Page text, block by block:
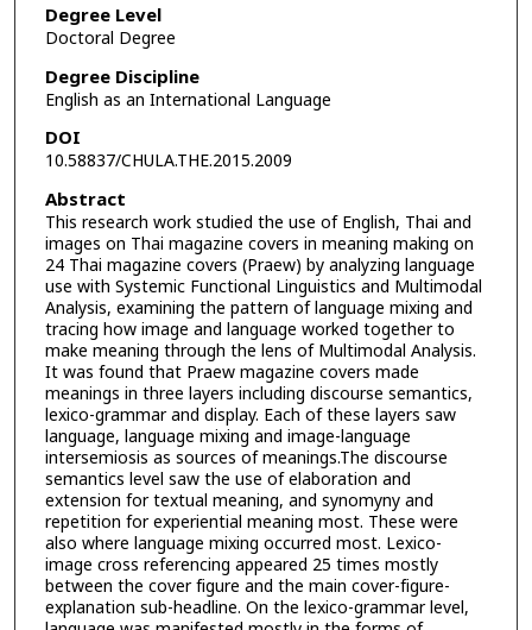
Degree Level
Doctoral Degree
Degree Discipline
English as an International Language
DOI
10.58837/CHULA.THE.2015.2009
Abstract
This research work studied the use of English, Thai and
images on Thai magazine covers in meaning making on
24 Thai magazine covers (Praew) by analyzing language
use with Systemic Functional Linguistics and Multimodal
Analysis, examining the pattern of language mixing and
tracing how image and language worked together to
make meaning through the lens of Multimodal Analysis.
It was found that Praew magazine covers made
meanings in three layers including discourse semantics,
lexico-grammar and display. Each of these layers saw
language, language mixing and image-language
intersemiosis as sources of meanings.The discourse
semantics level saw the use of elaboration and
extension for textual meaning, and synomyny and
repetition for experiential meaning most. These were
also where language mixing occurred most. Lexico-
image cross referencing appeared 25 times mostly
between the cover figure and the main cover-figure-
explanation sub-headline. On the lexico-grammar level,